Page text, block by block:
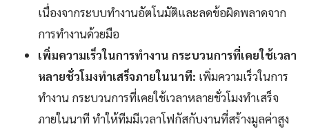
เนื่องจากระบบทำงานอัตโนมัติและลดข้อผิดพลาดจาก
การทำงานด้วยมือ
เพิ่มความเร็วในการทำงาน กระบวนการที่เคยใช้เวลา
หลายชั่วโมงทำเสร็จภายในนาที: เพิ่มความเร็วในการ
ทำงาน กระบวนการที่เคยใช้เวลาหลายชั่วโมงทำเสร็จ
ภายในนาที ทำให้ทีมมีเวลาโฟกัสกับงานที่สร้างมูลค่าสูง